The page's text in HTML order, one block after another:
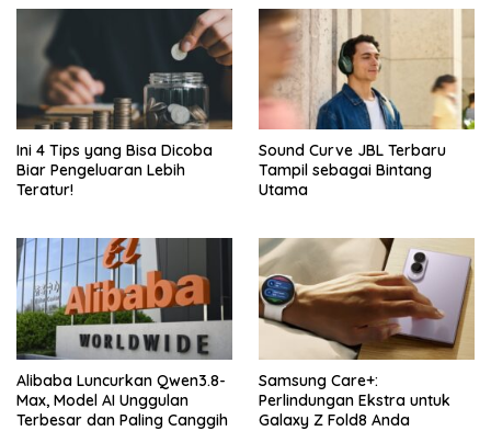
Ini 4 Tips yang Bisa Dicoba
Biar Pengeluaran Lebih
Teratur!
Sound Curve JBL Terbaru
Tampil sebagai Bintang
Utama
Alibaba Luncurkan Qwen3.8-
Max, Model AI Unggulan
Terbesar dan Paling Canggih
Samsung Care+:
Perlindungan Ekstra untuk
Galaxy Z Fold8 Anda